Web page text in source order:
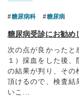
糖尿病科 糖尿病
糖尿病受診にお勧め
次の点が良かったと
１）採血をした後
の結果が判り、その
頂けるので、検査結
いこ...